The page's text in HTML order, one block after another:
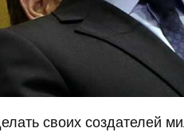
своих создателей